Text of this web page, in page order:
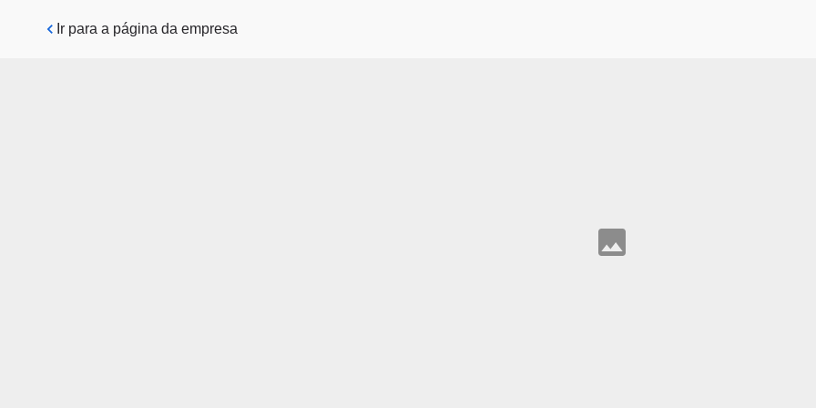
Pular para o conteúdo principal
Ir para a página da empresa